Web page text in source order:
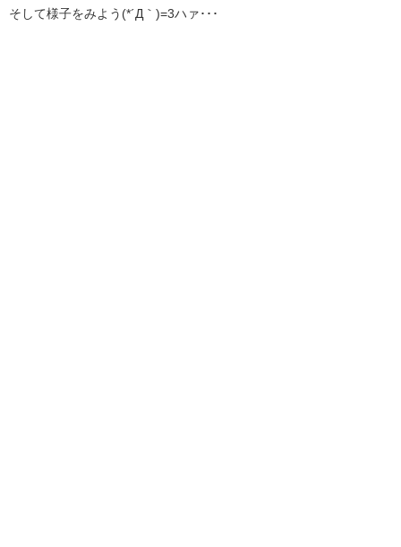
そして様子をみよう(*´Д｀)=3ハァ･･･